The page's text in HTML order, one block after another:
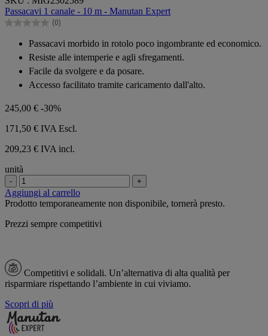
su
5
stelle.
Passacavi 1 canale - 10 m - Manutan Expert
(0)
0.0
stelle.
Passacavi morbido in rotolo poco ingombrante ed economico.
Resiste alle intemperie e agli sfregamenti.
Facile da svolgere e da posare.
Accesso facilitato tramite caricamento dall'alto.
245,00 € -30%
171,50 € IVA Escl.
209,23 € IVA incl.
unità
- +
Aggiungi al carrello
Prodotto temporaneamente non disponibile, tornerà presto.
Prezzi sempre competitivi
Competitivi e solidali. Un’alternativa di alta qualità per
risparmiare rispettando l’ambiente in cui viviamo.
Scopri di più